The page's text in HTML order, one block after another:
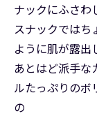
ナックにふさわ
スナックでは
ように肌が露出
あとはど派手な
ルたっぷりのボ
の